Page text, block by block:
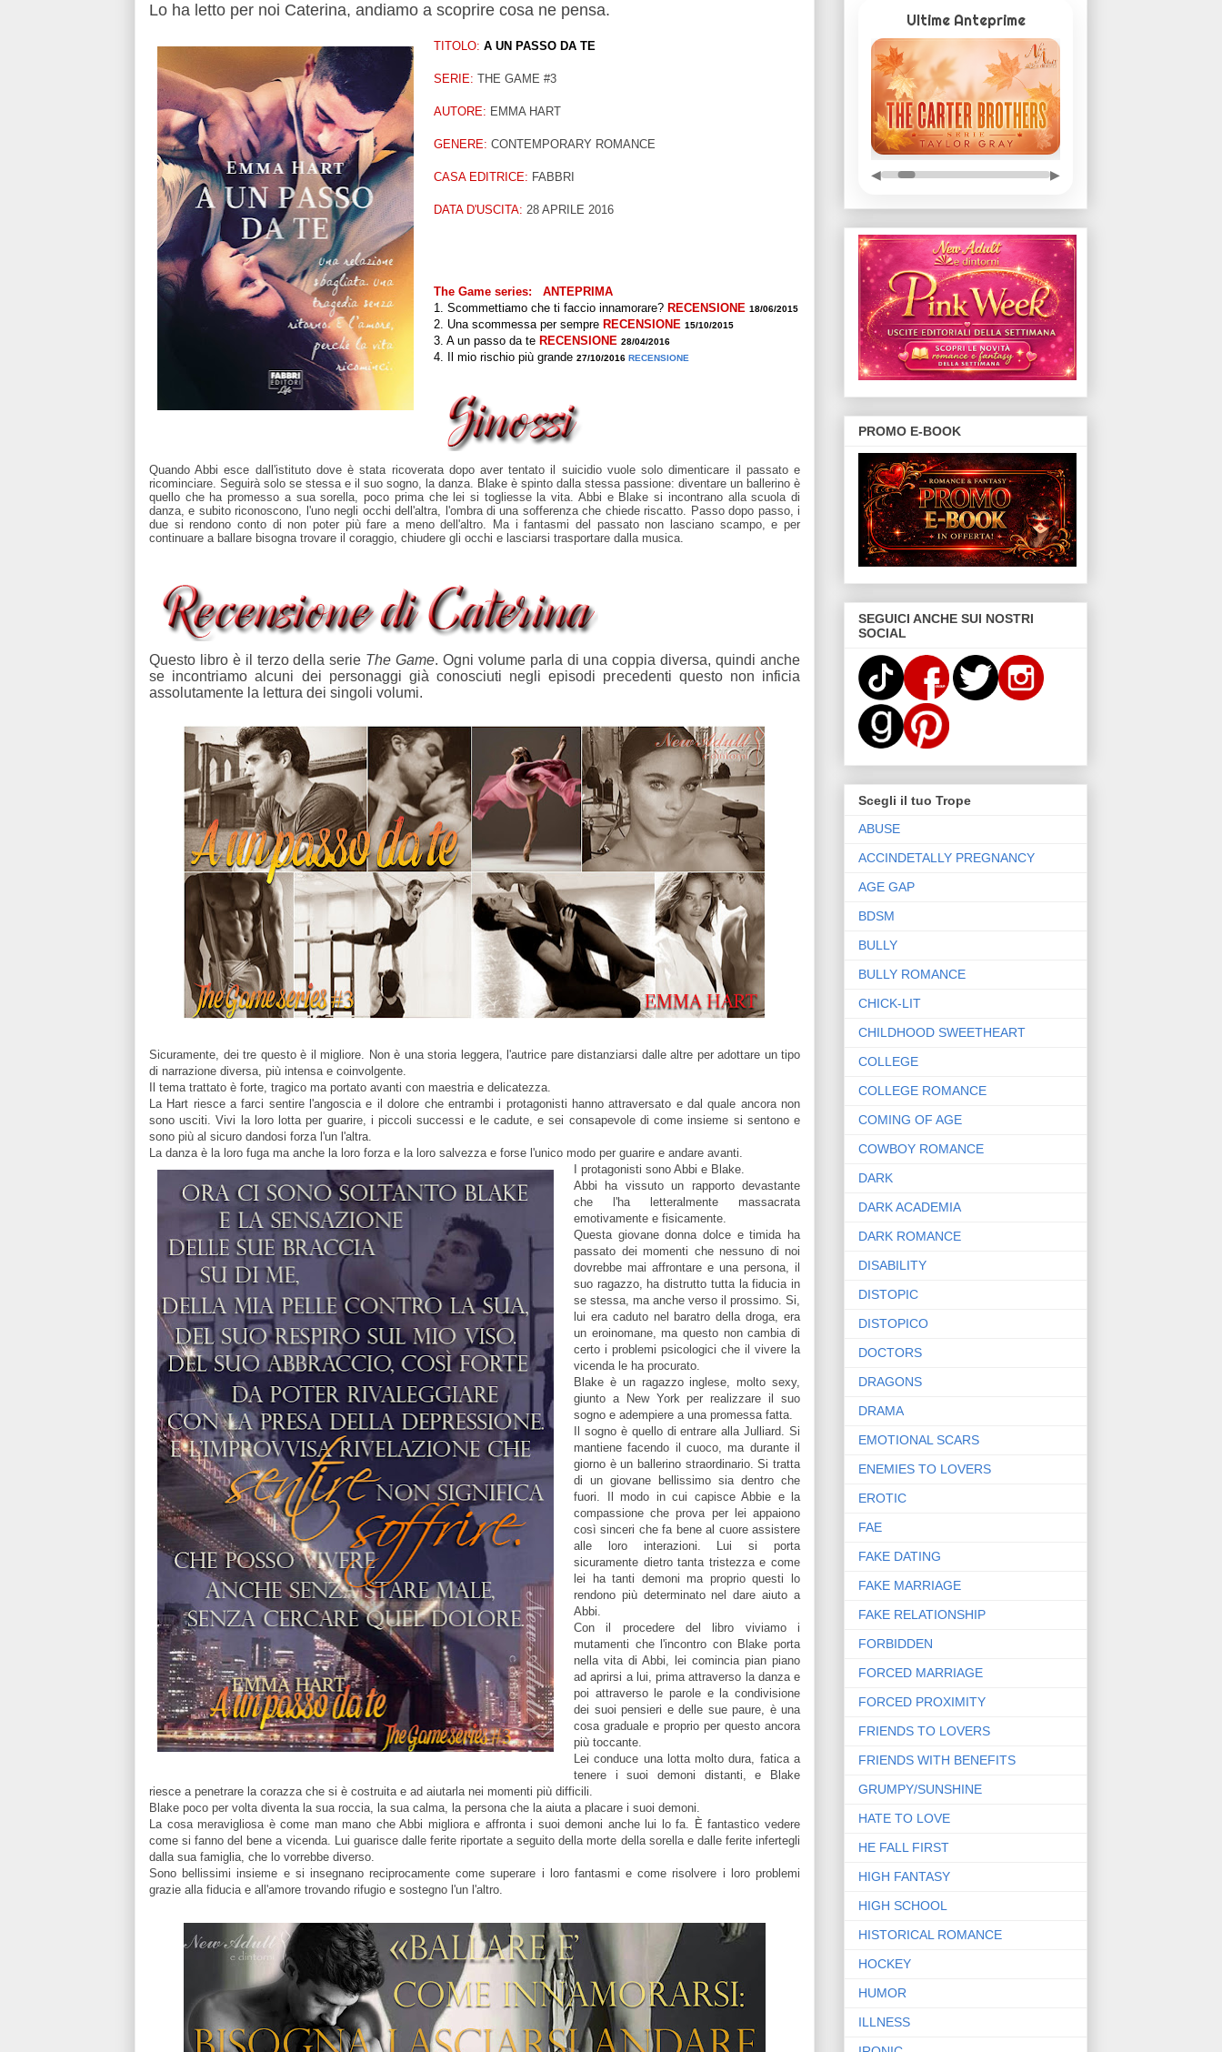
Lo ha letto per noi Caterina, andiamo a scoprire cosa ne pensa.
TITOLO: A UN PASSO DA TE
SERIE: THE GAME #3
AUTORE: EMMA HART
GENERE: CONTEMPORARY ROMANCE
CASA EDITRICE: FABBRI
DATA D'USCITA: 28 APRILE 2016
The Game series: ANTEPRIMA
1. Scommettiamo che ti faccio innamorare? RECENSIONE 18/06/2015
2. Una scommessa per sempre RECENSIONE 15/10/2015
3. A un passo da te RECENSIONE 28/04/2016
4. Il mio rischio più grande 27/10/2016 RECENSIONE
Quando Abbi esce dall'istituto dove è stata ricoverata dopo aver tentato il suicidio vuole solo dimenticare il passato e
ricominciare. Seguirà solo se stessa e il suo sogno, la danza. Blake è spinto dalla stessa passione: diventare un ballerino è
quello che ha promesso a sua sorella, poco prima che lei si togliesse la vita. Abbi e Blake si incontrano alla scuola di
danza, e subito riconoscono, l'uno negli occhi dell'altra, l'ombra di una sofferenza che chiede riscatto. Passo dopo passo, i
due si rendono conto di non poter più fare a meno dell'altro. Ma i fantasmi del passato non lasciano scampo, e per
continuare a ballare bisogna trovare il coraggio, chiudere gli occhi e lasciarsi trasportare dalla musica.
Questo libro è il terzo della serie The Game. Ogni volume parla di una coppia diversa, quindi anche
se incontriamo alcuni dei personaggi già conosciuti negli episodi precedenti questo non inficia
assolutamente la lettura dei singoli volumi.
Sicuramente, dei tre questo è il migliore. Non è una storia leggera, l'autrice pare distanziarsi dalle altre per adottare un tipo
di narrazione diversa, più intensa e coinvolgente.
Il tema trattato è forte, tragico ma portato avanti con maestria e delicatezza.
La Hart riesce a farci sentire l'angoscia e il dolore che entrambi i protagonisti hanno attraversato e dal quale ancora non
sono usciti. Vivi la loro lotta per guarire, i piccoli successi e le cadute, e sei consapevole di come insieme si sentono e
sono più al sicuro dandosi forza l'un l'altra.
La danza è la loro fuga ma anche la loro forza e la loro salvezza e forse l'unico modo per guarire e andare avanti.
I protagonisti sono Abbi e Blake.
Abbi ha vissuto un rapporto devastante
che l'ha letteralmente massacrata
emotivamente e fisicamente.
Questa giovane donna dolce e timida ha
passato dei momenti che nessuno di noi
dovrebbe mai affrontare e una persona, il
suo ragazzo, ha distrutto tutta la fiducia in
se stessa, ma anche verso il prossimo. Si,
lui era caduto nel baratro della droga, era
un eroinomane, ma questo non cambia di
certo i problemi psicologici che il vivere la
vicenda le ha procurato.
Blake è un ragazzo inglese, molto sexy,
giunto a New York per realizzare il suo
sogno e adempiere a una promessa fatta.
Il sogno è quello di entrare alla Julliard. Si
mantiene facendo il cuoco, ma durante il
giorno è un ballerino straordinario. Si tratta
di un giovane bellissimo sia dentro che
fuori. Il modo in cui capisce Abbie e la
compassione che prova per lei appaiono
così sinceri che fa bene al cuore assistere
alle loro interazioni. Lui si porta
sicuramente dietro tanta tristezza e come
lei ha tanti demoni ma proprio questi lo
rendono più determinato nel dare aiuto a
Abbi.
Con il procedere del libro viviamo i
mutamenti che l'incontro con Blake porta
nella vita di Abbi, lei comincia pian piano
ad aprirsi a lui, prima attraverso la danza e
poi attraverso le parole e la condivisione
dei suoi pensieri e delle sue paure, è una
cosa graduale e proprio per questo ancora
più toccante.
Lei conduce una lotta molto dura, fatica a
tenere i suoi demoni distanti, e Blake
riesce a penetrare la corazza che si è costruita e ad aiutarla nei momenti più difficili.
Blake poco per volta diventa la sua roccia, la sua calma, la persona che la aiuta a placare i suoi demoni.
La cosa meravigliosa è come man mano che Abbi migliora e affronta i suoi demoni anche lui lo fa. È fantastico vedere
come si fanno del bene a vicenda. Lui guarisce dalle ferite riportate a seguito della morte della sorella e dalle ferite infertegli
dalla sua famiglia, che lo vorrebbe diverso.
Sono bellissimi insieme e si insegnano reciprocamente come superare i loro fantasmi e come risolvere i loro problemi
grazie alla fiducia e all'amore trovando rifugio e sostegno l'un l'altro.
Ultime Anteprime
◀ ▶
PROMO E-BOOK
SEGUICI ANCHE SUI NOSTRI
SOCIAL
Scegli il tuo Trope
ABUSE
ACCINDETALLY PREGNANCY
AGE GAP
BDSM
BULLY
BULLY ROMANCE
CHICK-LIT
CHILDHOOD SWEETHEART
COLLEGE
COLLEGE ROMANCE
COMING OF AGE
COWBOY ROMANCE
DARK
DARK ACADEMIA
DARK ROMANCE
DISABILITY
DISTOPIC
DISTOPICO
DOCTORS
DRAGONS
DRAMA
EMOTIONAL SCARS
ENEMIES TO LOVERS
EROTIC
FAE
FAKE DATING
FAKE MARRIAGE
FAKE RELATIONSHIP
FORBIDDEN
FORCED MARRIAGE
FORCED PROXIMITY
FRIENDS TO LOVERS
FRIENDS WITH BENEFITS
GRUMPY/SUNSHINE
HATE TO LOVE
HE FALL FIRST
HIGH FANTASY
HIGH SCHOOL
HISTORICAL ROMANCE
HOCKEY
HUMOR
ILLNESS